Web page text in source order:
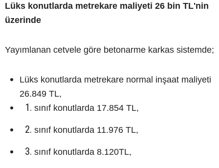
Lüks konutlarda metrekare maliyeti 26 bin TL'nin
üzerinde
Yayımlanan cetvele göre betonarme karkas sistemde;
Lüks konutlarda metrekare normal inşaat maliyeti
26.849 TL,
sınıf konutlarda 17.854 TL,
sınıf konutlarda 11.976 TL,
sınıf konutlarda 8.120TL,